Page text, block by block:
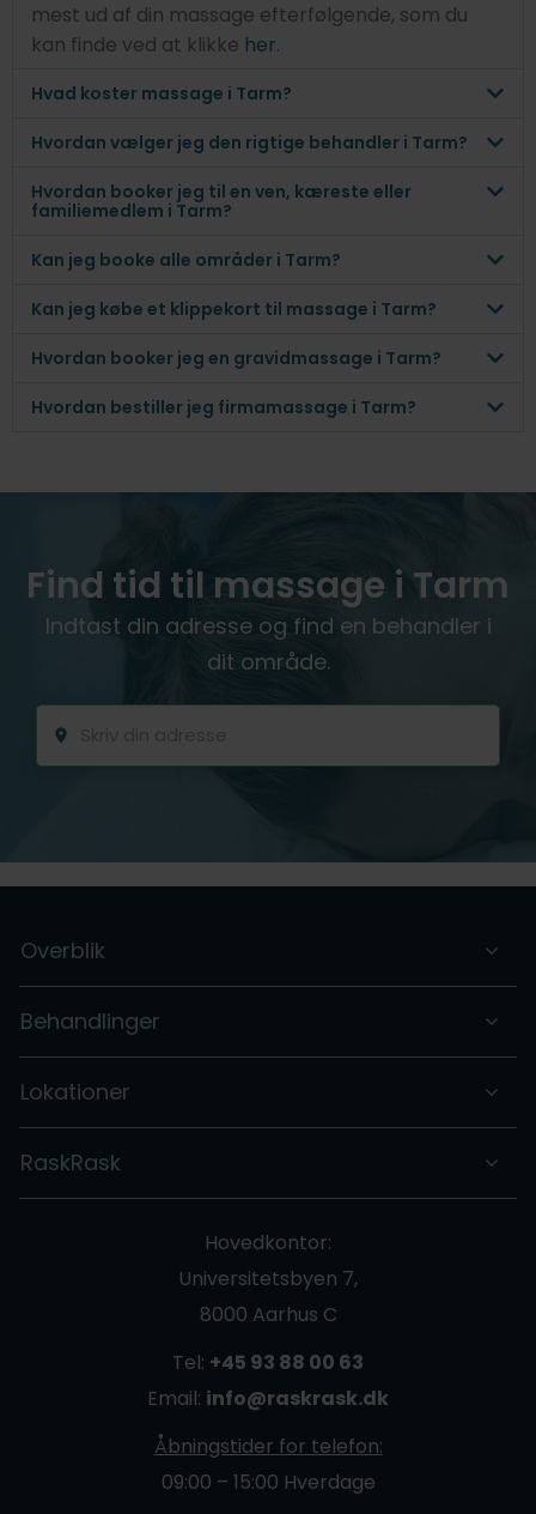
mest ud af din massage efterfølgende, som du
kan finde ved at klikke her.
Hvad koster massage i Tarm?
Hvordan vælger jeg den rigtige behandler i Tarm?
Hvordan booker jeg til en ven, kæreste eller
familiemedlem i Tarm?
Kan jeg booke alle områder i Tarm?
Kan jeg købe et klippekort til massage i Tarm?
Hvordan booker jeg en gravidmassage i Tarm?
Hvordan bestiller jeg firmamassage i Tarm?
Find tid til massage i Tarm
Indtast din adresse og find en behandler i
dit område.
Overblik
Behandlinger
Lokationer
RaskRask
Hovedkontor:
Universitetsbyen 7,
8000 Aarhus C
Tel: +45 93 88 00 63
Email: info@raskrask.dk
Åbningstider for telefon:
09:00 – 15:00 Hverdage